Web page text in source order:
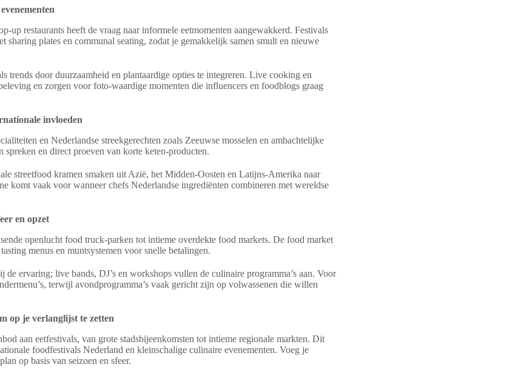
up restaurants heeft de vraag naar informele eetmomenten aangewakkerd. Festivals
sharing plates en communal seating, zodat je gemakkelijk samen smult en nieuwe
trends door duurzaamheid en plantaardige opties te integreren. Live cooking en
en zorgen voor foto-waardige momenten die influencers en foodblogs graag
invloeden
en Nederlandse streekgerechten zoals Zeeuwse mosselen en ambachtelijke
spreken en direct proeven van korte keten-producten.
streetfood kramen smaken uit Azië, het Midden-Oosten en Latijns-Amerika naar
komt vaak voor wanneer chefs Nederlandse ingrediënten combineren met wereldse
en opzet
openlucht food truck-parken tot intieme overdekte food markets. De food market
menus en muntsystemen voor snelle betalingen.
de ervaring; live bands, DJ’s en workshops vullen de culinaire programma’s aan. Voor
terwijl avondprogramma’s vaak gericht zijn op volwassenen die willen
op je verlanglijst te zetten
aan eetfestivals, van grote stadsbijeenkomsten tot intieme regionale markten. Dit
foodfestivals Nederland en kleinschalige culinaire evenementen. Voeg je
op basis van seizoen en sfeer.